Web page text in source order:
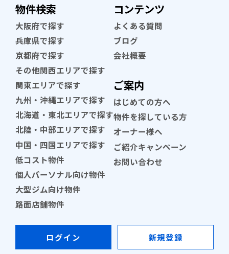
物件検索
大阪府で探す
兵庫県で探す
京都府で探す
その他関西エリアで探す
関東エリアで探す
九州・沖縄エリアで探す
北海道・東北エリアで探す
北陸・中部エリアで探す
中国・四国エリアで探す
低コスト物件
個人パーソナル向け物件
大型ジム向け物件
路面店舗物件
コンテンツ
よくある質問
ブログ
会社概要
ご案内
はじめての方へ
物件を探している方
オーナー様へ
ご紹介キャンペーン
お問い合わせ
ログイン 新規登録